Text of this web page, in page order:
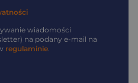
wiadomości
na podany e-mail na
regulaminie